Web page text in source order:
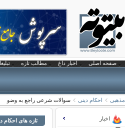
صفحه اصلی اخبار داغ مطالب تازه
مذهبی احکام دینی سوالات شرعی راجع به وضو
تازه های احکام اخبار